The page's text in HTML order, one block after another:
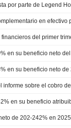
de 202-242% en 2025